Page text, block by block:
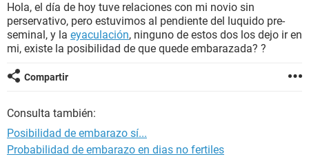
BIENESTAR
SEXUALIDAD
GLOSARIO
Hola, el día de hoy tuve relaciones con mi novio sin
perservativo, pero estuvimos al pendiente del luquido pre-
seminal, y la eyaculación, ninguno de estos dos los dejo ir en
mi, existe la posibilidad de que quede embarazada? ?
Compartir
Consulta también:
Posibilidad de embarazo sí...
Probabilidad de embarazo en dias no fertiles